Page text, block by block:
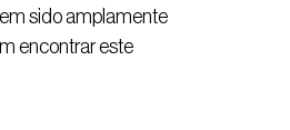
sido amplamente
encontrar este